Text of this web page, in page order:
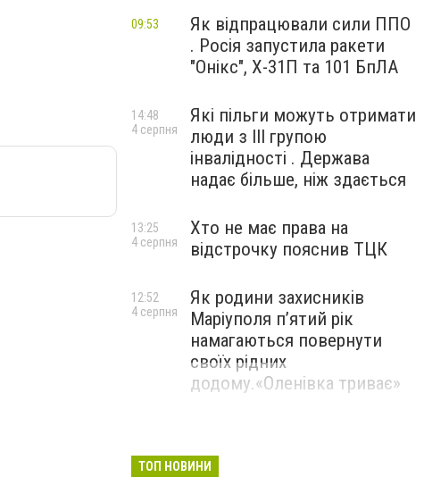
Як відпрацювали сили ППО
. Росія запустила ракети
"Онікс", Х-31П та 101 БпЛА
09:53
Які пільги можуть отримати
люди з III групою
інвалідності . Держава
надає більше, ніж здається
14:48
4 серпня
Хто не має права на
відстрочку пояснив ТЦК
13:25
4 серпня
Як родини захисників
Маріуполя пʼятий рік
намагаються повернути
своїх рідних
додому.«Оленівка триває»
12:52
4 серпня
ТОП НОВИНИ